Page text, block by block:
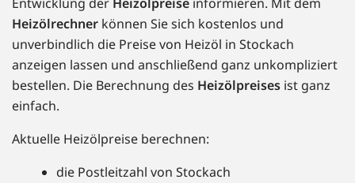
Heizölrechner können Sie sich kostenlos und
unverbindlich die Preise von Heizöl in Stockach
anzeigen lassen und anschließend ganz unkompliziert
bestellen. Die Berechnung des Heizölpreises ist ganz
einfach.
Aktuelle Heizölpreise berechnen:
die Postleitzahl von Stockach